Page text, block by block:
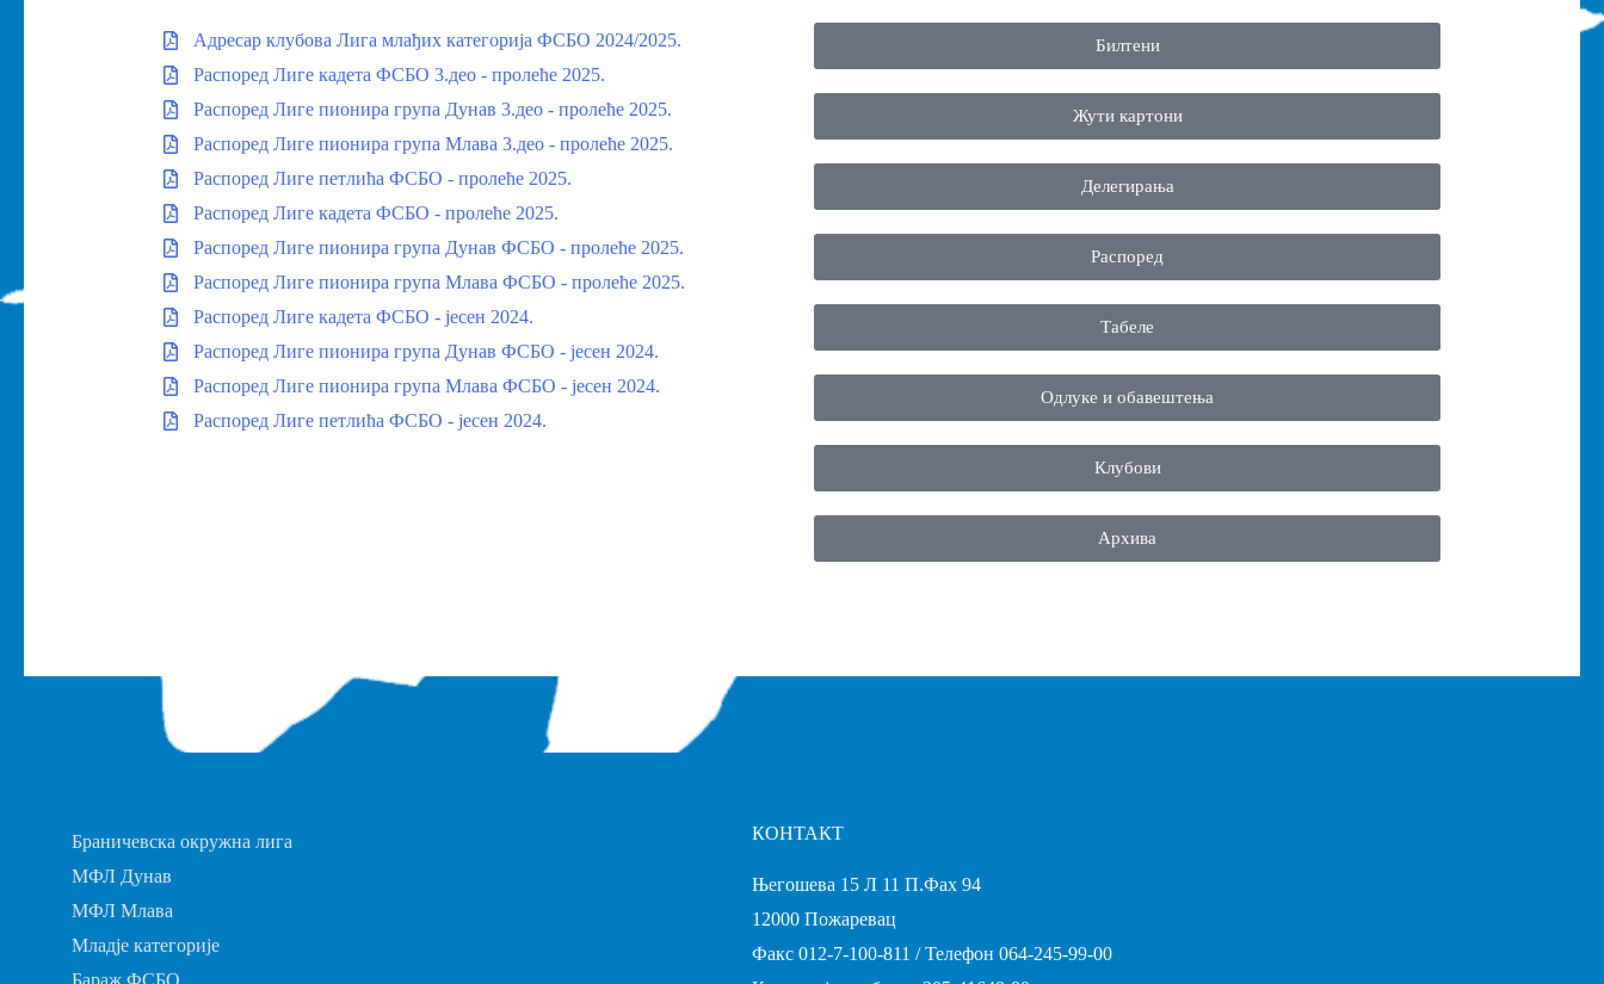
Адресар клубова Лига млађих категорија ФСБО 2024/2025.
Распоред Лиге кадета ФСБО 3.део - пролеће 2025.
Распоред Лиге пионира група Дунав 3.део - пролеће 2025.
Распоред Лиге пионира група Млава 3.део - пролеће 2025.
Распоред Лиге петлића ФСБО - пролеће 2025.
Распоред Лиге кадета ФСБО - пролеће 2025.
Распоред Лиге пионира група Дунав ФСБО - пролеће 2025.
Распоред Лиге пионира група Млава ФСБО - пролеће 2025.
Распоред Лиге кадета ФСБО - јесен 2024.
Распоред Лиге пионира група Дунав ФСБО - јесен 2024.
Распоред Лиге пионира група Млава ФСБО - јесен 2024.
Распоред Лиге петлића ФСБО - јесен 2024.
Билтени
Жути картони
Делегирања
Распоред
Табеле
Одлуке и обавештења
Клубови
Архива
Браничевска окружна лига
МФЛ Дунав
МФЛ Млава
Младје категорије
Бараж ФСБО
КОНТАКТ
Његошева 15 Л 11 П.Фах 94
12000 Пожаревац
Факс 012-7-100-811 / Телефон 064-245-99-00